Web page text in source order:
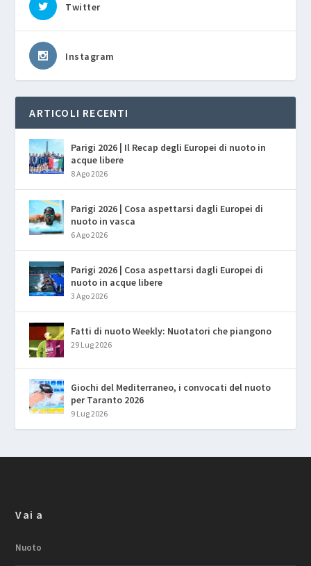
Twitter
Instagram
ARTICOLI RECENTI
Parigi 2026 | Il Recap degli Europei di nuoto in
acque libere
8 Ago 2026
Parigi 2026 | Cosa aspettarsi dagli Europei di
nuoto in vasca
6 Ago 2026
Parigi 2026 | Cosa aspettarsi dagli Europei di
nuoto in acque libere
3 Ago 2026
Fatti di nuoto Weekly: Nuotatori che piangono
29 Lug 2026
Giochi del Mediterraneo, i convocati del nuoto
per Taranto 2026
9 Lug 2026
Vai a
Nuoto